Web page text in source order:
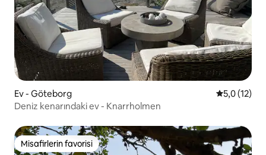
Ev - Göteborg 55,0 (12)
Deniz kenarındaki ev - Knarrholmen
Misafirlerin favorisi
Misafirlerin favorisi